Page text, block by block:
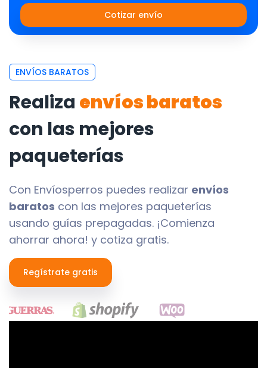
Cotizar envío
ENVÍOS BARATOS
Realiza envíos baratos
con las mejores
paqueterías
Con Envíosperros puedes realizar envíos
baratos con las mejores paqueterías
usando guías prepagadas. ¡Comienza
ahorrar ahora! y cotiza gratis.
Regístrate gratis